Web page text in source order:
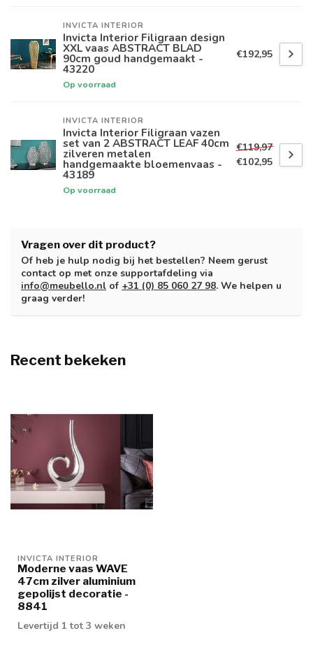
INVICTA INTERIOR
Invicta Interior Filigraan design
XXL vaas ABSTRACT BLAD
90cm goud handgemaakt -
43220
Op voorraad
€192,95
INVICTA INTERIOR
Invicta Interior Filigraan vazen
set van 2 ABSTRACT LEAF 40cm
zilveren metalen
handgemaakte bloemenvaas -
43189
Op voorraad
€119,97
€102,95
Vragen over dit product?
Of heb je hulp nodig bij het bestellen? Neem gerust
contact op met onze supportafdeling via
info@meubello.nl of +31 (0) 85 060 27 98. We helpen u
graag verder!
Recent bekeken
INVICTA INTERIOR
Moderne vaas WAVE
47cm zilver aluminium
gepolijst decoratie -
8841
Levertijd 1 tot 3 weken